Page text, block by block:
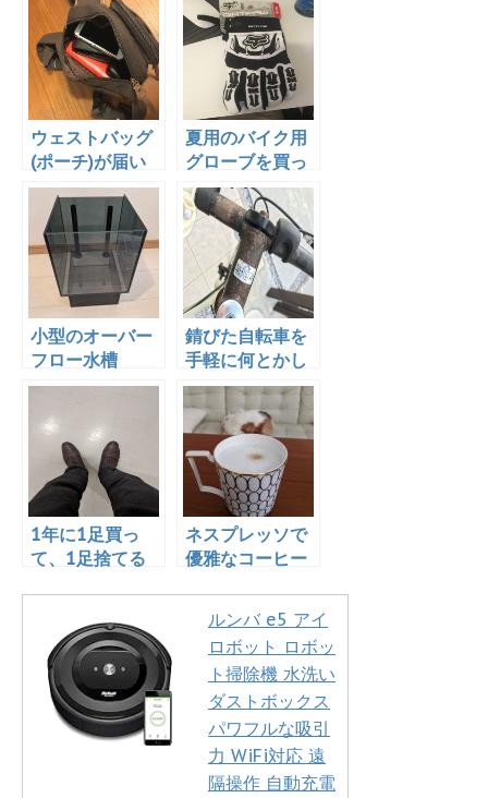
ウェストバッグ
(ポーチ)が届い
た！開封レビュ
ー！
夏用のバイク用
グローブを買っ
た！けど・・・
小型のオーバー
フロー水槽
「GEX グラステ
ラック OF-
230」を買っ
た！
錆びた自転車を
手軽に何とかし
てみた！
1年に1足買っ
て、1足捨てる
ネスプレッソで
優雅なコーヒー
ルンバ e5 アイ
ロボット ロボッ
ト掃除機 水洗い
ダストボックス
パワフルな吸引
力 WiFi対応 遠
隔操作 自動充電